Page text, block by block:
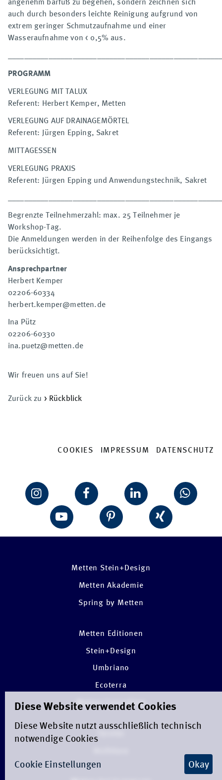
angenehm barfuß zu begehen, sondern zeichnen sich
auch durch besonders leichte Reinigung aufgrund von
extrem geringer Schmutzaufnahme und einer
Wasseraufnahme von < 0,5% aus.
PROGRAMM
VERLEGUNG MIT TALUX
Referent: Herbert Kemper, Metten
VERLEGUNG AUF DRAINAGEMÖRTEL
Referent: Jürgen Epping, Sakret
MITTAGESSEN
VERLEGUNG PRAXIS
Referent: Jürgen Epping und Anwendungstechnik, Sakret
Begrenzte Teilnehmerzahl: max. 25 Teilnehmer je
Workshop-Tag.
Die Anmeldungen werden in der Reihenfolge des Eingangs
berücksichtigt.
Ansprechpartner
Herbert Kemper
02206-60334
herbert.kemper@metten.de
Ina Pütz
02206-60330
ina.puetz@metten.de
Wir freuen uns auf Sie!
Zurück zu > Rückblick
COOKIES IMPRESSUM DATENSCHUTZ
Metten Stein+Design
Metten Akademie
Spring by Metten
Metten Editionen
Stein+Design
Umbriano
Ecoterra
Metten Consulting
Diese Website verwendet Cookies
Diese Website nutzt ausschließlich technisch
notwendige Cookies
Cookie Einstellungen Okay